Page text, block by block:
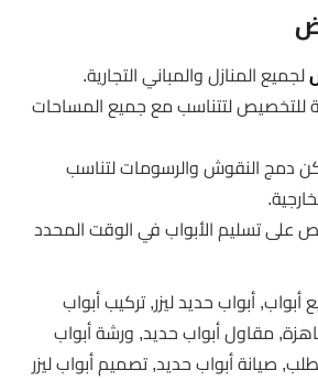
لجميع المنازل والمباني التجارية.
للتخصيص لتتناسب مع جميع المساحات
دمج النقوش والرسومات لتناسب
على تسليم الأبواب في الوقت المحدد
أبواب, أبواب حديد ليزر, تركيب أبواب
مقاول أبواب حديد, ورشة أبواب
صيانة أبواب حديد, تصميم أبواب ليزر